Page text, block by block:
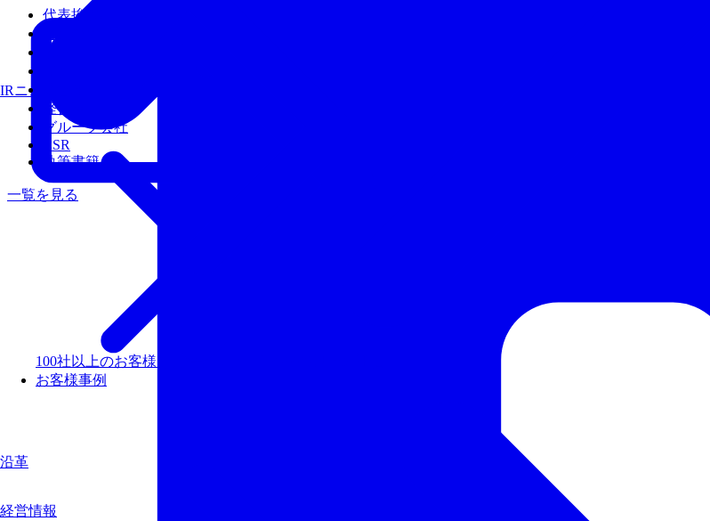
IRニュース
代表挨拶
経営理念
グループ会社
CSR
執筆書籍
一覧を見る
沿革
100社以上のお客様を支援しリピート率99％以上の評価
お客様事例
経営情報